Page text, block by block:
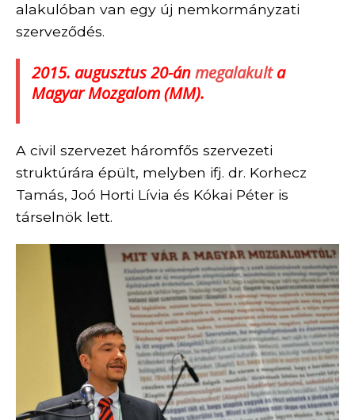
alakulóban van egy új nemkormányzati
szerveződés.
2015. augusztus 20-ánmegalakulta
MagyarMozgalom (MM).
A civil szervezet háromfős szervezeti
struktúrára épült, melyben ifj. dr. Korhecz
Tamás, Joó Horti Lívia és Kókai Péter is
társelnök lett.